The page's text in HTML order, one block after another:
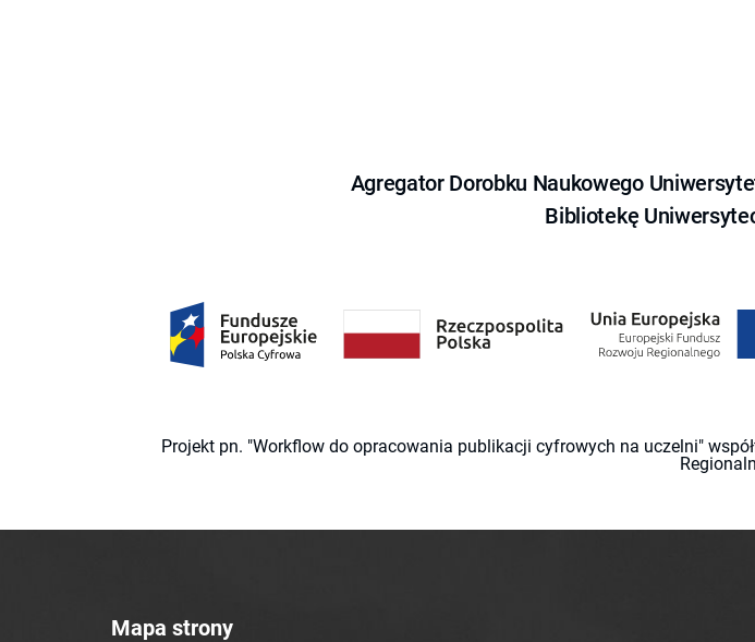
Agregator Dorobku Naukowego
Bibliotekę
Projekt pn. "Workflow do opracowania publikacji cyfrowych na uczelni"
Mapa strony